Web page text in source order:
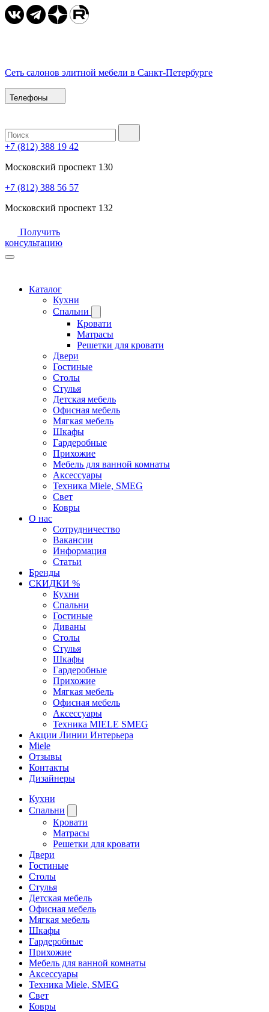
Сеть салонов элитной мебели в Санкт-Петербурге
Телефоны
+7 (812) 388 19 42
Московский проспект 130
+7 (812) 388 56 57
Московский проспект 132
Получить
консультацию
Каталог
Кухни
Спальни
Кровати
Матрасы
Решетки для кровати
Двери
Гостиные
Столы
Стулья
Детская мебель
Офисная мебель
Мягкая мебель
Шкафы
Гардеробные
Прихожие
Мебель для ванной комнаты
Аксессуары
Техника Miele, SMEG
Свет
Ковры
О нас
Сотрудничество
Вакансии
Информация
Статьи
Бренды
СКИДКИ %
Кухни
Спальни
Гостиные
Диваны
Столы
Стулья
Шкафы
Гардеробные
Прихожие
Мягкая мебель
Офисная мебель
Аксессуары
Техника MIELE SMEG
Акции Линии Интерьера
Miele
Отзывы
Контакты
Дизайнеры
Кухни
Спальни
Кровати
Матрасы
Решетки для кровати
Двери
Гостиные
Столы
Стулья
Детская мебель
Офисная мебель
Мягкая мебель
Шкафы
Гардеробные
Прихожие
Мебель для ванной комнаты
Аксессуары
Техника Miele, SMEG
Свет
Ковры